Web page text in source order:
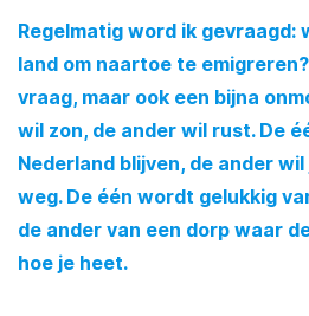
Regelmatig word ik gevraagd:
land om naartoe te
vraag, maar ook een bijna
wil zon, de ander wil rust. De
Nederland blijven, de ander
weg. De één wordt gelukkig
de ander van een dorp waar
hoe je heet.